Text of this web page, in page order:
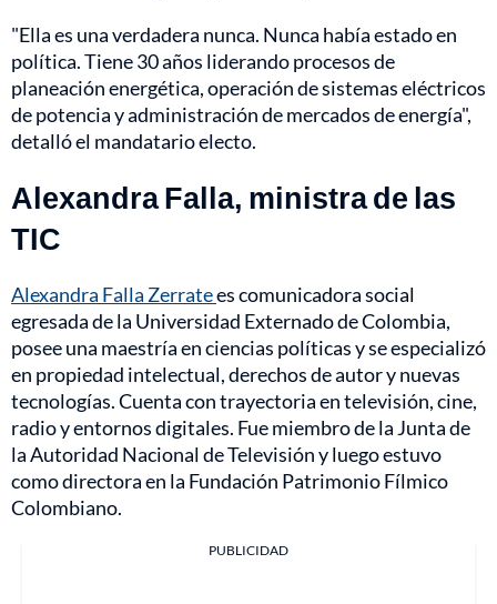
"Ella es una verdadera nunca. Nunca había estado en
política. Tiene 30 años liderando procesos de
planeación energética, operación de sistemas eléctricos
de potencia y administración de mercados de energía",
detalló el mandatario electo.
Alexandra Falla, ministra de las
TIC
Alexandra Falla Zerratees comunicadora social
egresada de la Universidad Externado de Colombia,
posee una maestría en ciencias políticas y se especializó
en propiedad intelectual, derechos de autor y nuevas
tecnologías. Cuenta con trayectoria en televisión, cine,
radio y entornos digitales. Fue miembro de la Junta de
la Autoridad Nacional de Televisión y luego estuvo
como directora en la Fundación Patrimonio Fílmico
Colombiano.
PUBLICIDAD